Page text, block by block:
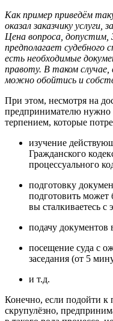
Как пример приведём
оказал заказчику услуги,
Цена вопроса, допустим,
предполагает судебного
есть необходимые
правоту. В таком
можно обойтись и
При этом, несмотря на
предпринимателю нужно
терпением, которые
изучение
Гражданского
процессуального
подготовку
подготовить может
вы сталкиваетесь с
подачу документов
посещение суда с
заседания (от 5
и т.д.
Конечно, если подойти к
скрупулёзно,